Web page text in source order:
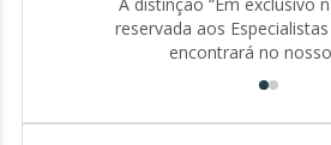
origens a encontrarem respostas
seja no amor, no trabalho, na
reservada aos
encontrará no